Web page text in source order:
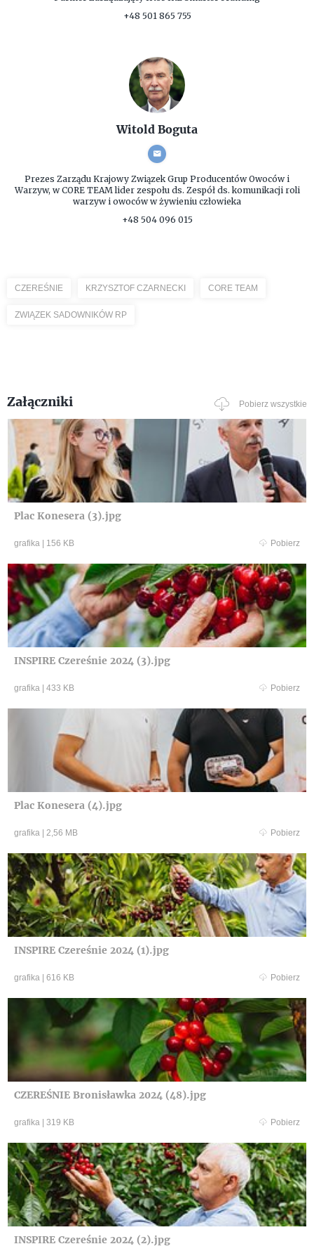
+48 501 865 755
Witold Boguta
Prezes Zarządu Krajowy Związek Grup Producentów Owoców i
Warzyw, w CORE TEAM lider zespołu ds. Zespół ds. komunikacji roli
warzyw i owoców w żywieniu człowieka
+48 504 096 015
CZEREŚNIE KRZYSZTOF CZARNECKI CORE TEAM
ZWIĄZEK SADOWNIKÓW RP
Załączniki Pobierz wszystkie
Plac Konesera (3).jpg
grafika 156 KB Pobierz
INSPIRE Czereśnie 2024 (3).jpg
grafika 433 KB Pobierz
Plac Konesera (4).jpg
grafika 2,56 MB Pobierz
INSPIRE Czereśnie 2024 (1).jpg
grafika 616 KB Pobierz
CZEREŚNIE Bronisławka 2024 (48).jpg
grafika 319 KB Pobierz
INSPIRE Czereśnie 2024 (2).jpg